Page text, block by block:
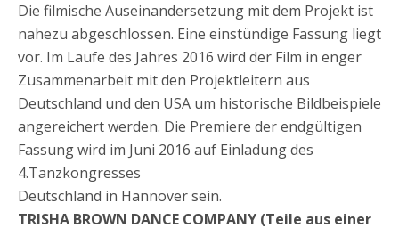
Die filmische Auseinandersetzung mit dem Projekt ist
nahezu abgeschlossen. Eine einstündige Fassung liegt
vor. Im Laufe des Jahres 2016 wird der Film in enger
Zusammenarbeit mit den Projektleitern aus
Deutschland und den USA um historische Bildbeispiele
angereichert werden. Die Premiere der endgültigen
Fassung wird im Juni 2016 auf Einladung des
4.Tanzkongresses
Deutschland in Hannover sein.
TRISHA BROWN DANCE COMPANY (Teile aus einer